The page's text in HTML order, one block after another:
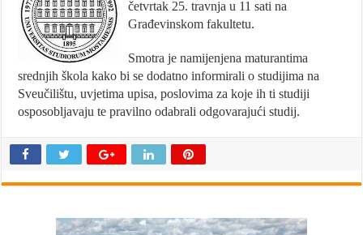
četvrtak 25. travnja u 11 sati na
Građevinskom fakultetu.
Smotra je namijenjena maturantima
srednjih škola kako bi se dodatno informirali o studijima na
Sveučilištu, uvjetima upisa, poslovima za koje ih ti studiji
osposobljavaju te pravilno odabrali odgovarajući studij.